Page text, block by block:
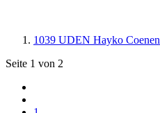
1039 UDEN Hayko Coenen
Seite 1 von 2